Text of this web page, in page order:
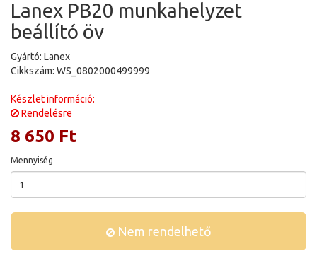
Lanex PB20 munkahelyzet
beállító öv
Gyártó: Lanex
Cikkszám: WS_0802000499999
Készlet információ:
Rendelésre
8 650 Ft
Mennyiség
Nem rendelhető